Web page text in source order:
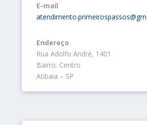
E-mail
Endereço
Rua Adolfo André, 1401
Bairro: Centro
Atibaia – SP